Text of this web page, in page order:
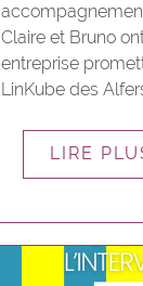
Claire et Bruno
entreprise
LinKube des
LIRE